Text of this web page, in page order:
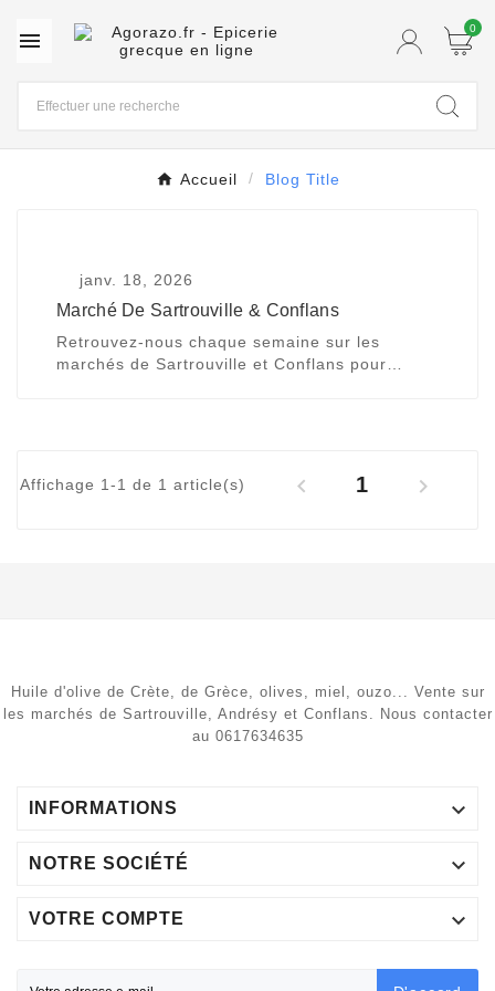
 0
Accueil Blog Title
janv. 18, 2026
Marché De Sartrouville & Conflans
Retrouvez-nous chaque semaine sur les
marchés de Sartrouville et Conflans pour
Affichage 1-1 de 1 article(s)
 1 
Huile d'olive de Crète, de Grèce, olives, miel, ouzo... Vente sur
les marchés de Sartrouville, Andrésy et Conflans. Nous contacter
au 0617634635
INFORMATIONS 
NOTRE SOCIÉTÉ 
VOTRE COMPTE 